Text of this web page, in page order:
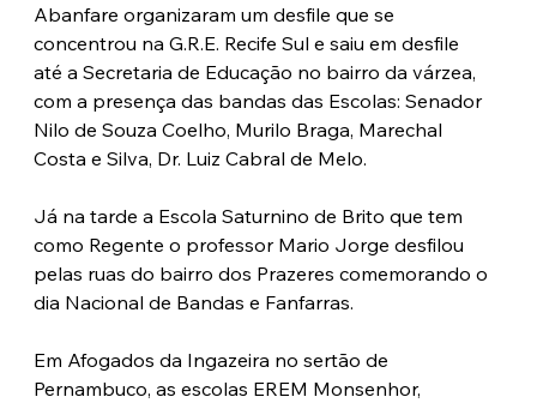
Abanfare organizaram um desfile que se
concentrou na G.R.E. Recife Sul e saiu em desfile
até a Secretaria de Educação no bairro da várzea,
com a presença das bandas das Escolas: Senador
Nilo de Souza Coelho, Murilo Braga, Marechal
Costa e Silva, Dr. Luiz Cabral de Melo.
Já na tarde a Escola Saturnino de Brito que tem
como Regente o professor Mario Jorge desfilou
pelas ruas do bairro dos Prazeres comemorando o
dia Nacional de Bandas e Fanfarras.
Em Afogados da Ingazeira no sertão de
Pernambuco, as escolas EREM Monsenhor,